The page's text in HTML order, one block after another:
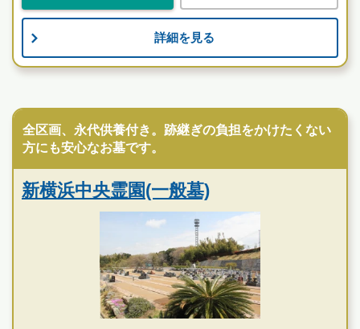
お墓のことなら何でもご相談ください
現地を見学して実際の雰囲気をお確かめください
す
詳細を見る
全区画、永代供養付き。跡継ぎの負担をかけたくない
方にも安心なお墓です。
新横浜中央霊園(一般墓)